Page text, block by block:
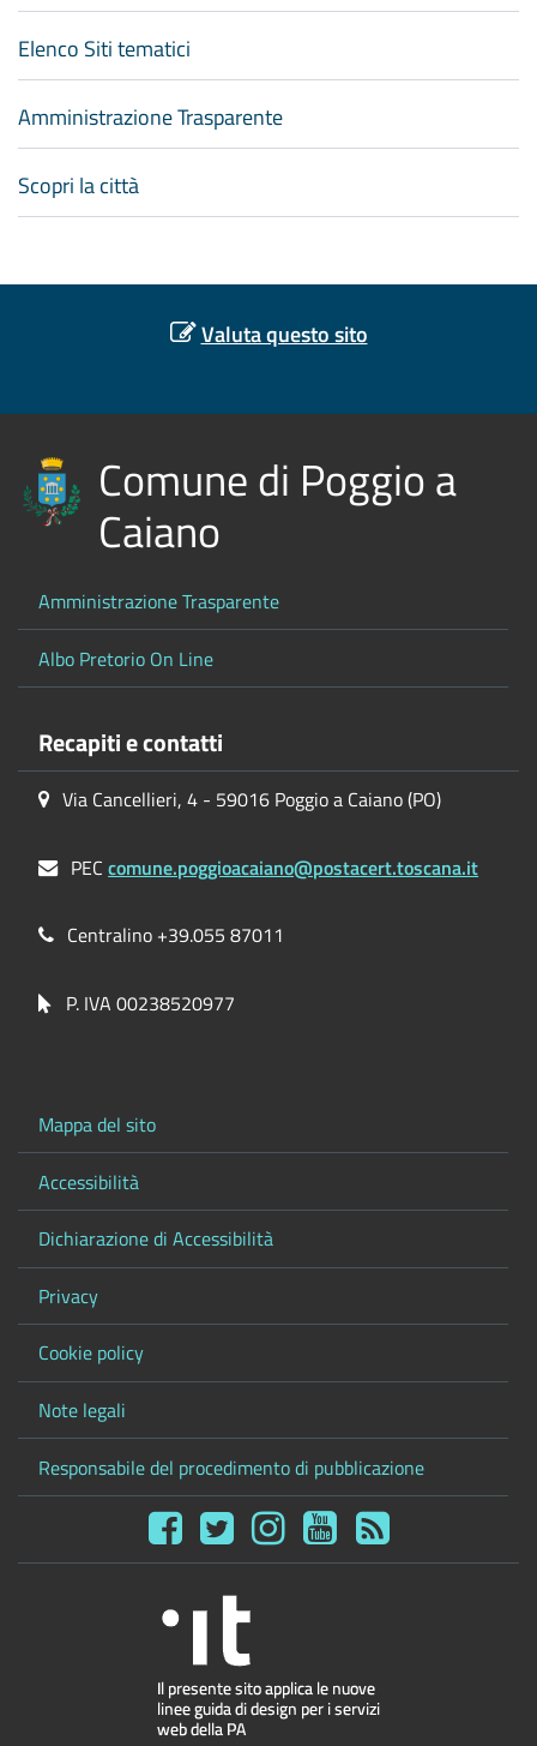
Elenco Siti tematici
Amministrazione Trasparente
Scopri la città
Valuta questo sito
Comune di Poggio a
Caiano
Amministrazione Trasparente
Albo Pretorio On Line
Recapiti e contatti
Via Cancellieri, 4 - 59016 Poggio a Caiano (PO)
PECcomune.poggioacaiano@postacert.toscana.it
Centralino +39.055 87011
P. IVA 00238520977
Mappa del sito
Accessibilità
Dichiarazione di Accessibilità
Privacy
Cookie policy
Note legali
Responsabile del procedimento di pubblicazione